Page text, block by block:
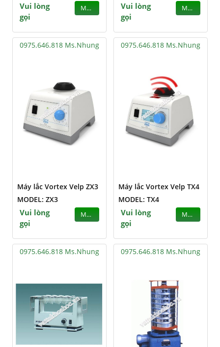
Vui lòng
gọi
MUA
Vui lòng
gọi
MUA
0975.646.818 Ms.Nhung
Máy lắc Vortex Velp ZX3
MODEL: ZX3
Vui lòng
gọi
MUA
0975.646.818 Ms.Nhung
Máy lắc Vortex Velp TX4
MODEL: TX4
Vui lòng
gọi
MUA
0975.646.818 Ms.Nhung 0975.646.818 Ms.Nhung